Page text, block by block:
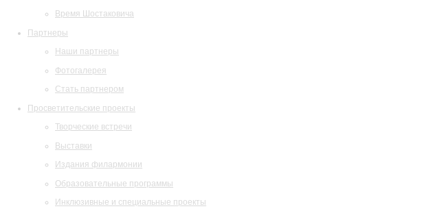
Время Шостаковича
Партнеры
Наши партнеры
Фотогалерея
Стать партнером
Просветительские проекты
Творческие встречи
Выставки
Издания филармонии
Образовательные программы
Инклюзивные и специальные проекты